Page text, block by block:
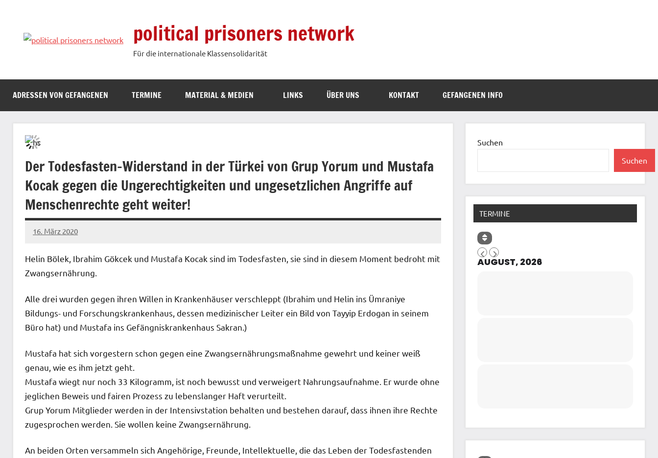
springen
political prisoners network
Für die internationale Klassensolidarität
ADRESSEN VON GEFANGENEN TERMINE MATERIAL & MEDIEN LINKS ÜBER UNS KONTAKT GEFANGENEN INFO
Der Todesfasten-Widerstand in der Türkei von Grup Yorum und Mustafa
Kocak gegen die Ungerechtigkeiten und ungesetzlichen Angriffe auf
Menschenrechte geht weiter!
16. März 2020
admin
Helin Bölek, Ibrahim Gökcek und Mustafa Kocak sind im Todesfasten, sie sind in diesem Moment bedroht mit
Zwangsernährung.
Alle drei wurden gegen ihren Willen in Krankenhäuser verschleppt (Ibrahim und Helin ins Ümraniye
Bildungs- und Forschungskrankenhaus, dessen medizinischer Leiter ein Bild von Tayyip Erdogan in seinem
Büro hat) und Mustafa ins Gefängniskrankenhaus Sakran.)
Mustafa hat sich vorgestern schon gegen eine Zwangsernährungsmaßnahme gewehrt und keiner weiß
genau, wie es ihm jetzt geht.
Mustafa wiegt nur noch 33 Kilogramm, ist noch bewusst und verweigert Nahrungsaufnahme. Er wurde ohne
jeglichen Beweis und fairen Prozess zu lebenslanger Haft verurteilt.
Grup Yorum Mitglieder werden in der Intensivstation behalten und bestehen darauf, dass ihnen ihre Rechte
zugesprochen werden. Sie wollen keine Zwangsernährung.
An beiden Orten versammeln sich Angehörige, Freunde, Intellektuelle, die das Leben der Todesfastenden
Suchen
Suchen
TERMINE
AUGUST, 2026